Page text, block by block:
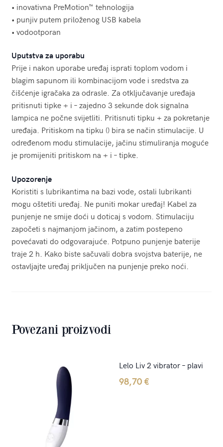
• inovativna PreMotion™ tehnologija
• punjiv putem priloženog USB kabela
• vodootporan
Uputstva za uporabu
Prije i nakon uporabe uređaj isprati toplom vodom i
blagim sapunom ili kombinacijom vode i sredstva za
čišćenje igračaka za odrasle. Za otključavanje uređaja
pritisnuti tipke + i – zajedno 3 sekunde dok signalna
lampica ne počne svijetliti. Pritisnuti tipku + za pokretanje
uređaja. Pritiskom na tipku () bira se način stimulacije. U
određenom modu stimulacije, jačinu stimuliranja moguće
je promijeniti pritiskom na + i – tipke.
Upozorenje
Koristiti s lubrikantima na bazi vode, ostali lubrikanti
mogu oštetiti uređaj. Ne puniti mokar uređaj! Kabel za
punjenje ne smije doći u doticaj s vodom. Stimulaciju
započeti s najmanjom jačinom, a zatim postepeno
povećavati do odgovarajuće. Potpuno punjenje baterije
traje 2 h. Kako biste sačuvali dobra svojstva baterije, ne
ostavljajte uređaj priključen na punjenje preko noći.
Povezani proizvodi
Lelo Liv 2 vibrator – plavi
98,70€